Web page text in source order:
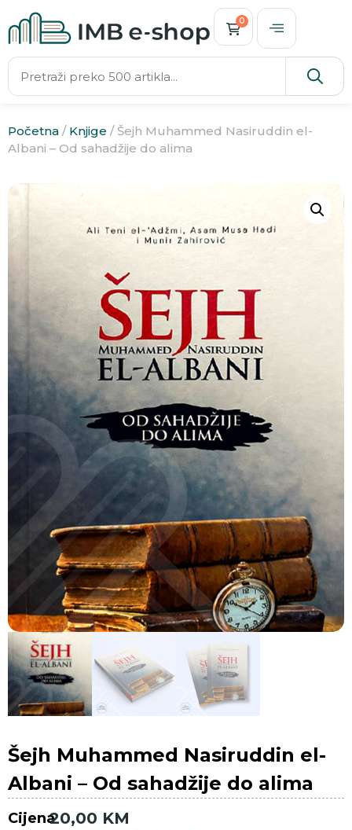
0
Početna / Knjige / Šejh Muhammed Nasiruddin el-
Albani – Od sahadžije do alima
Šejh Muhammed Nasiruddin el-
Albani – Od sahadžije do alima
Cijena20,00 KM